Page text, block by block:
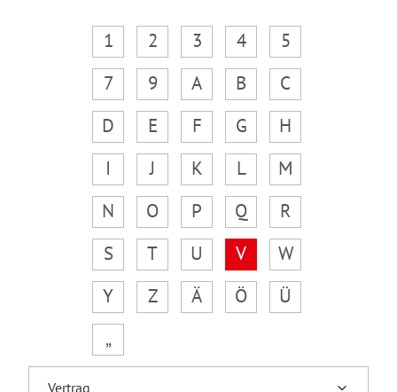
1 2 3 4
5
7
9 A B
C
D
E F G
H
I
J K L
M
N
O P Q
R
S
T U V
W
Y
Z Ä Ö
Ü
„